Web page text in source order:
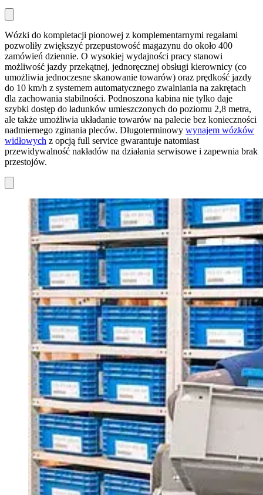
Wózki do kompletacji pionowej z komplementarnymi regałami
pozwoliły zwiększyć przepustowość magazynu do około 400
zamówień dziennie. O wysokiej wydajności pracy stanowi
możliwość jazdy przekątnej, jednoręcznej obsługi kierownicy (co
umożliwia jednoczesne skanowanie towarów) oraz prędkość jazdy
do 10 km/h z systemem automatycznego zwalniania na zakrętach
dla zachowania stabilności. Podnoszona kabina nie tylko daje
szybki dostęp do ładunków umieszczonych do poziomu 2,8 metra,
ale także umożliwia układanie towarów na palecie bez konieczności
nadmiernego zginania pleców. Długoterminowy wynajem wózków
widłowych z opcją full service gwarantuje natomiast
przewidywalność nakładów na działania serwisowe i zapewnia brak
przestojów.